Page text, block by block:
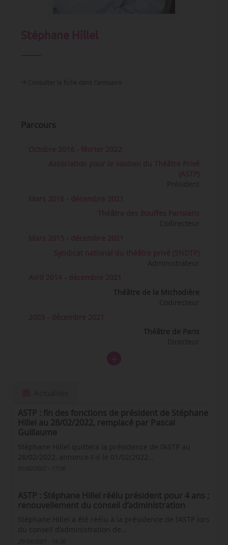
Parcours
Président
Codirecteur
Administrateur
Théâtre de la Michodière
Codirecteur
Théâtre de Paris
Directeur
ASTP : fin des fonctions de président de Stéphane
Hillel au 28/02/2022, remplacé par Pascal
Guillaume
Stéphane Hillel quittera la présidence de l’ASTP au
28/02/2022, annonce-t-il le 01/02/2022…
01/02/2022 - 17:00
ASTP : Stéphane Hillel réélu président pour 4 ans ;
renouvellement du conseil d’administration
Stéphane Hillel a été réélu à la présidence de l’ASTP lors
du conseil d’administration de…